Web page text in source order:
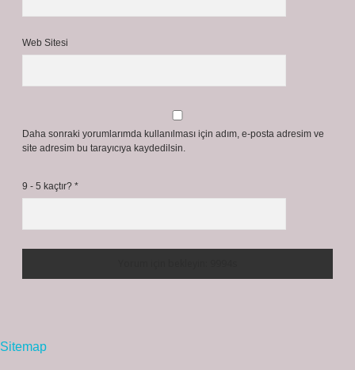
Web Sitesi
Daha sonraki yorumlarımda kullanılması için adım, e-posta adresim ve
site adresim bu tarayıcıya kaydedilsin.
9 - 5 kaçtır? *
Sitemap